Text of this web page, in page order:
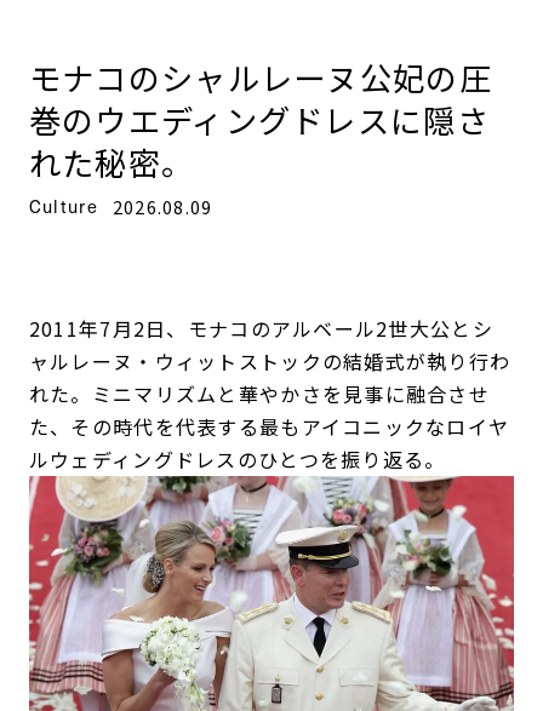
モナコのシャルレーヌ公妃の圧
巻のウエディングドレスに隠さ
れた秘密。
Culture 2026.08.09
2011年7月2日、モナコのアルベール2世大公とシ
ャルレーヌ・ウィットストックの結婚式が執り行わ
れた。ミニマリズムと華やかさを見事に融合させ
た、その時代を代表する最もアイコニックなロイヤ
ルウェディングドレスのひとつを振り返る。